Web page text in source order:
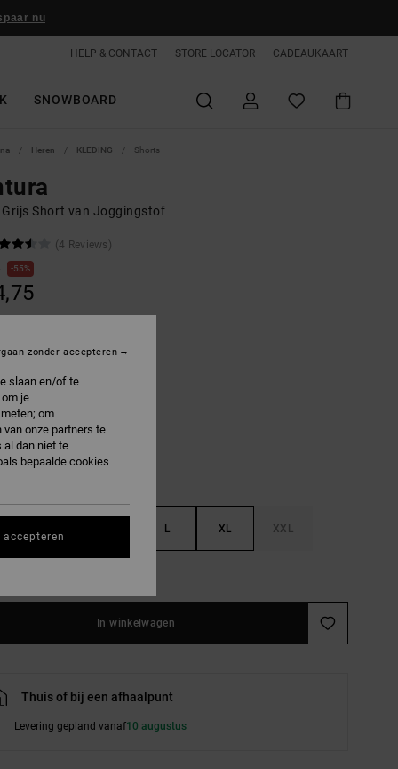
nu
HELP & CONTACT STORE LOCATOR CADEAUKAART
SNOWBOARD
Heren KLEDING Shorts
Grijs Short van Joggingstof
(4 Reviews)
55%
Heather Grey
L XL XXL
In winkelwagen
Thuis of bij een afhaalpunt
Levering gepland vanaf10 augustus
slaan en/of te
je
om
onze partners te
al dan niet te
bepaalde cookies
zonder accepteren
accepteren